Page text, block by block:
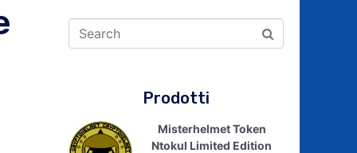
Prodotti
Misterhelmet Token
Ntokul Limited Edition